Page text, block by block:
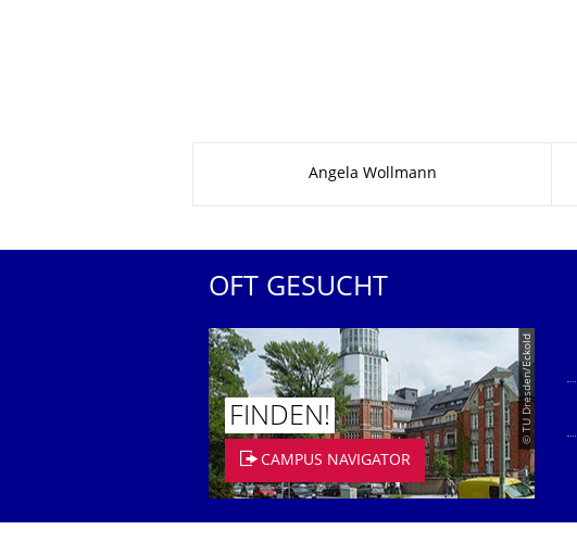
Angela Wollmann
OFT GESUCHT
© TU Dresden/Eckold
FINDEN!
CAMPUS NAVIGATOR